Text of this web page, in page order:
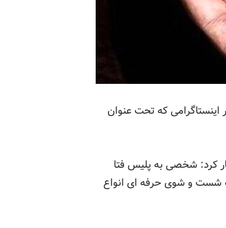
که تحت عنوان
کرد: شخصی به پلیس فتا
شست و شوی حرفه ای انواع